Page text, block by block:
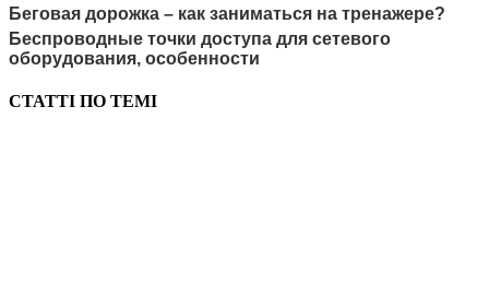
Беговая дорожка – как заниматься на тренажере?
Беспроводные точки доступа для сетевого
оборудования, особенности
СТАТТІ ПО ТЕМІ